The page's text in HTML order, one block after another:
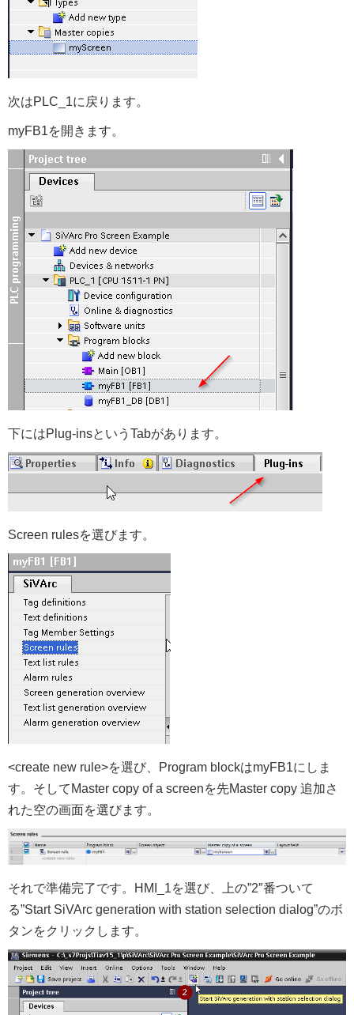
次はPLC_1に戻ります。
myFB1を開きます。
下にはPlug-insというTabがあります。
Screen rulesを選びます。
<create new rule>を選び、Program blockはmyFB1にしま
す。そしてMaster copy of a screenを先Master copy 追加さ
れた空の画面を選びます。
それで準備完了です。HMI_1を選び、上の”2″番ついて
る”Start SiVArc generation with station selection dialog”のボ
タンをクリックします。